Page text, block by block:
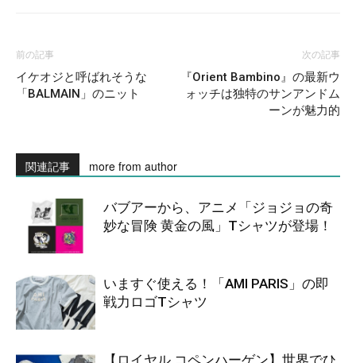
前の記事
イケオジと呼ばれそうな
「BALMAIN」のニット
次の記事
『Orient Bambino』の最新ウ
ォッチは独特のサンアンドム
ーンが魅力的
関連記事 more from author
バブアーから、アニメ「ジョジョの奇
妙な冒険 黄金の風」Tシャツが登場！
いますぐ使える！「AMI PARIS」の即
戦力ロゴTシャツ
【ロイヤル コペンハーゲン】世界でひ